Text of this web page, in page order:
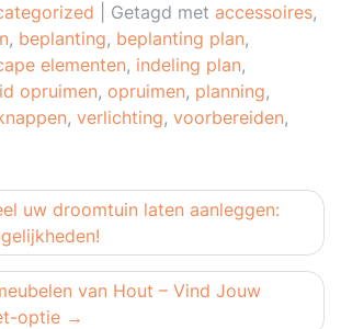
Getagd met accessoires,
, beplanting, beplanting plan,
elementen, indeling plan,
opruimen, opruimen, planning,
, verlichting, voorbereiden,
uw droomtuin laten aanleggen:
van Hout – Vind Jouw
optie